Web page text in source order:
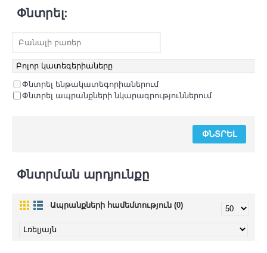
Փնտրել:
Փնտրել ենթակատեգորիաներում
Փնտրել ապրանքների նկարագրություններում
Փնտրման արդյունքը
Ապրանքների համեմտություն (0)